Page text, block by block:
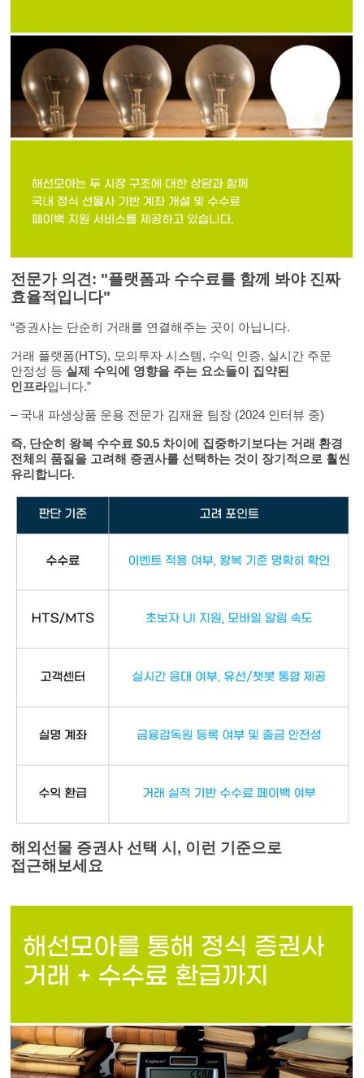
전문가 의견: "플랫폼과 수수료를 함께 봐야 진짜
효율적입니다"
“증권사는 단순히 거래를 연결해주는 곳이 아닙니다.
거래 플랫폼(HTS), 모의투자 시스템, 수익 인증, 실시간 주문
안정성 등 실제 수익에 영향을 주는 요소들이 집약된
인프라입니다.”
– 국내 파생상품 운용 전문가 김재윤 팀장 (2024 인터뷰 중)
즉, 단순히 왕복 수수료 $0.5 차이에 집중하기보다는 거래 환경
전체의 품질을 고려해 증권사를 선택하는 것이 장기적으로 훨씬
유리합니다.
해외선물 증권사 선택 시, 이런 기준으로
접근해보세요